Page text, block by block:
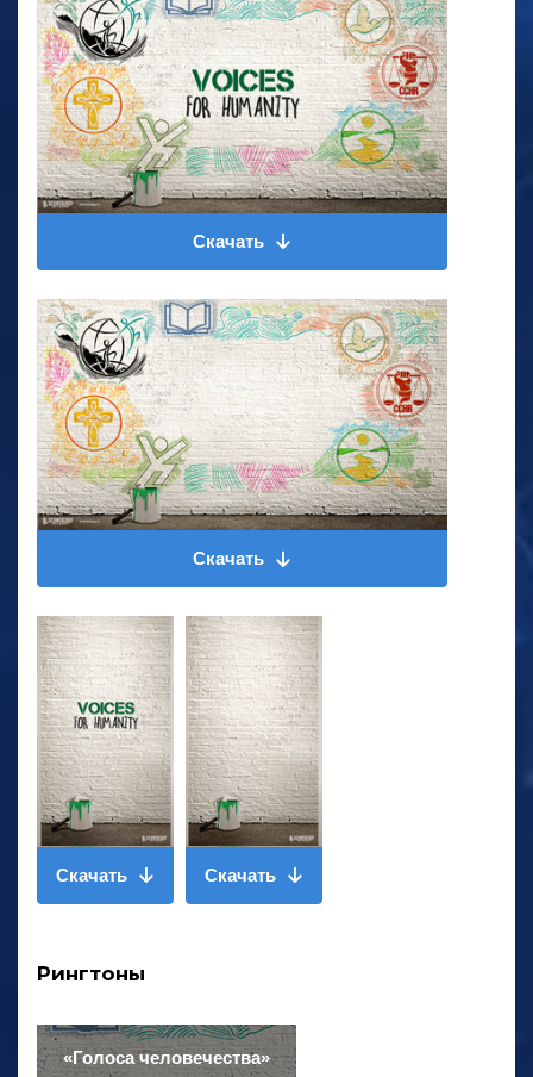
Скачать
Скачать
Скачать Скачать
Рингтоны
«Голоса человечества»